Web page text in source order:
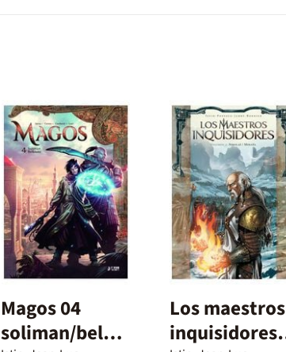
Magos 04
soliman/belki
Los maestros
inquisidores